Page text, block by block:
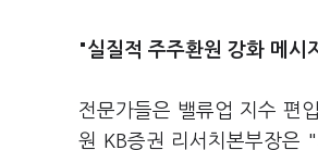
"실질적 주주환원 강화 메시
전문가들은 밸류업 지수 편
원 KB증권 리서치본부장은